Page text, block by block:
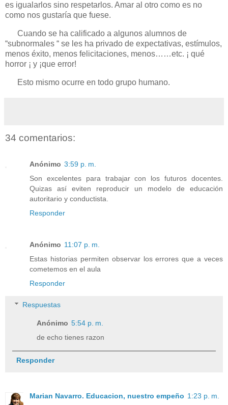
es igualarlos sino respetarlos. Amar al otro como es no
como nos gustaría que fuese.
Cuando se ha calificado a algunos alumnos de
“subnormales “ se les ha privado de expectativas, estímulos,
menos éxito, menos felicitaciones, menos……etc. ¡ qué
horror ¡ y ¡que error!
Esto mismo ocurre en todo grupo humano.
34 comentarios:
Anónimo 3:59 p. m.
Son excelentes para trabajar con los futuros docentes.
Quizas así eviten reproducir un modelo de educación
autoritario y conductista.
Responder
Anónimo 11:07 p. m.
Estas historias permiten observar los errores que a veces
cometemos en el aula
Responder
Respuestas
Anónimo 5:54 p. m.
de echo tienes razon
Responder
Marian Navarro. Educacion, nuestro empeño 1:23 p. m.